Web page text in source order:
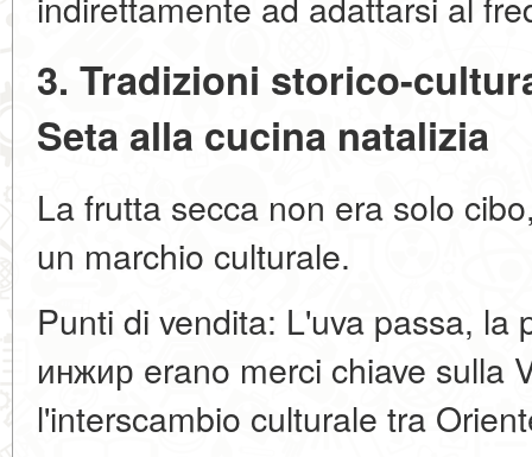
3. Tradizioni storico-
Seta alla cucina natalizia
La frutta secca non era solo
un marchio culturale.
Punti di vendita: L'uva passa, la
инжир erano merci chiave sulla
l'interscambio culturale tra